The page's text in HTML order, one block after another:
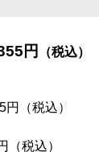
円 （税込）
（税込）
（税込）